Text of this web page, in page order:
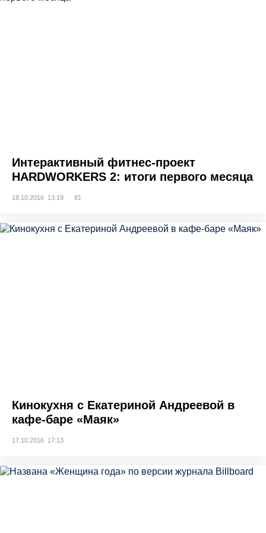
Интерактивный фитнес-проект
HARDWORKERS 2: итоги первого месяца
18.10.2016 13:19 81
Кинокухня с Екатериной Андреевой в
кафе-баре «Маяк»
17.10.2016 17:13